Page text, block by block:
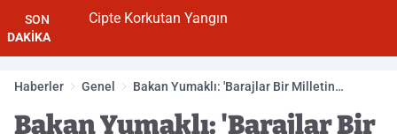
SON
DAKİKA
Cipte Korkutan Yangın
Haberler Genel
Bakan Yumaklı: 'Barajlar Bir Milletin
Bakan Yumaklı: 'Barajlar Bir